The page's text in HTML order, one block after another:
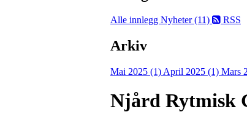
Alle innlegg Nyheter (11) RSS
Arkiv
Mai 2025 (1) April 2025 (1) Mars
Njård Rytmisk